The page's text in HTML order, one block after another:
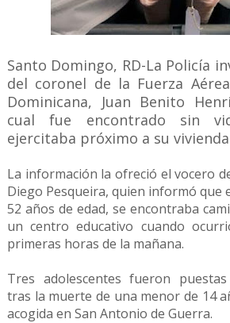
Santo Domingo, RD-La Policía
del coronel de la Fuerza
Dominicana, Juan Benito
cual fue encontrado sin
ejercitaba próximo a su
La información la ofreció el vocero
Diego Pesqueira, quien informó que
52 años de edad, se encontraba
un centro educativo cuando
primeras horas de la mañana.
Tres adolescentes fueron
tras la muerte de una menor de 14
acogida en San Antonio de Guerra.